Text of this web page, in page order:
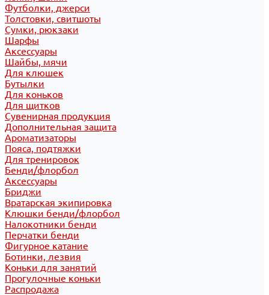
Футболки, джерси
Толстовки, свитшоты
Сумки, рюкзаки
Шарфы
Аксессуары
Шайбы, мячи
Для клюшек
Бутылки
Для коньков
Для щитков
Сувенирная продукция
Дополнительная защита
Ароматизаторы
Пояса, подтяжки
Для тренировок
Бенди/флорбол
Аксессуары
Бриджи
Вратарская экипировка
Клюшки бенди/флорбол
Налокотники бенди
Перчатки бенди
Фигурное катание
Ботинки, лезвия
Коньки для занятий
Прогулочные коньки
Распродажа